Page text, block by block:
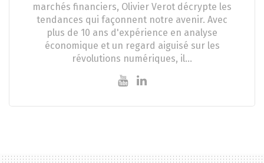
marchés financiers, Olivier Verot décrypte les
tendances qui façonnent notre avenir. Avec
plus de 10 ans d'expérience en analyse
économique et un regard aiguisé sur les
révolutions numériques, il…